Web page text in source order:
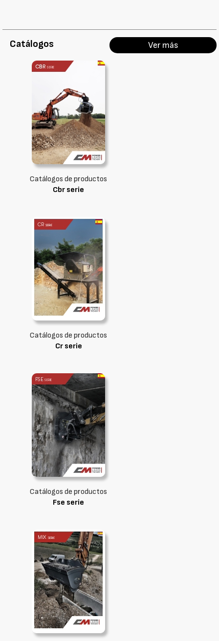
Catálogos Ver más
Catálogos de productos
Cbr serie
Catálogos de productos
Cr serie
Catálogos de productos
Fse serie